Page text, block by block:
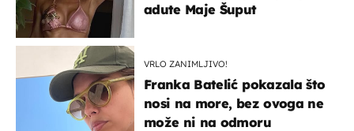
adute Maje Šuput
VRLO ZANIMLJIVO!
Franka Batelić pokazala što
nosi na more, bez ovoga ne
može ni na odmoru